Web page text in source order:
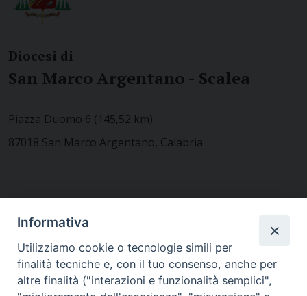
Diocesi di
San Marco Argentano - Scalea
Piazza Duomo 6 (145,52 km)
87018 San Marco Argentano, Calabria
MODULISTICA
Informativa
Utilizziamo cookie o tecnologie simili per
finalità tecniche e, con il tuo consenso, anche per
altre finalità ("interazioni e funzionalità semplici",